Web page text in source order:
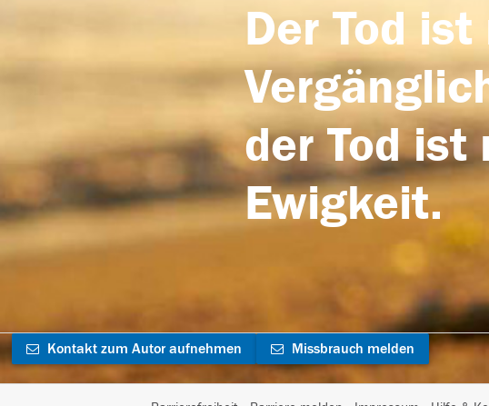
Der Tod
der Tod ist
Ewigkeit.
Kontakt zum Autor aufnehmen Missbrauch melden